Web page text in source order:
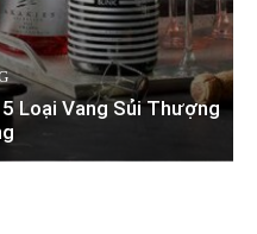
Loại Vang Sủi Thượng